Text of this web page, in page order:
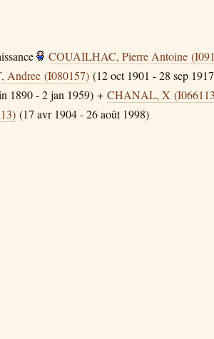
COUAILHAC, Pierre Antoine
Andree (I080157) (12 oct 1901 - 28 sep
1890 - 2 jan 1959) + CHANAL, X
(17 avr 1904 - 26 août 1998)